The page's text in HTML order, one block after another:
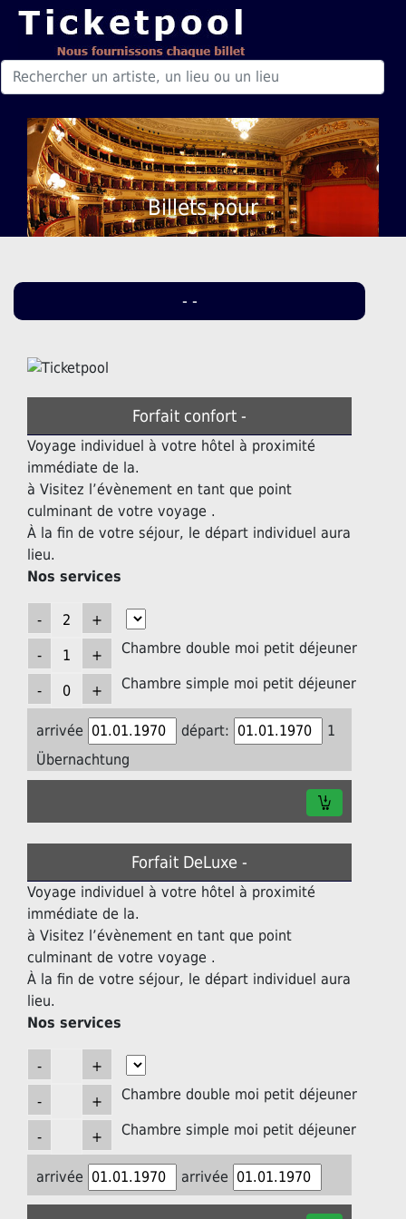
Billets pour
- -
Forfait confort -
Voyage individuel à votre hôtel à proximité
immédiate de la.
à Visitez l’évènement en tant que point
culminant de votre voyage .
À la fin de votre séjour, le départ individuel aura
lieu.
Nos services
Chambre double moi petit déjeuner
Chambre simple moi petit déjeuner
arrivée départ:
1
Übernachtung
Forfait DeLuxe -
Voyage individuel à votre hôtel à proximité
immédiate de la.
à Visitez l’évènement en tant que point
culminant de votre voyage .
À la fin de votre séjour, le départ individuel aura
lieu.
Nos services
Chambre double moi petit déjeuner
Chambre simple moi petit déjeuner
arrivée arrivée